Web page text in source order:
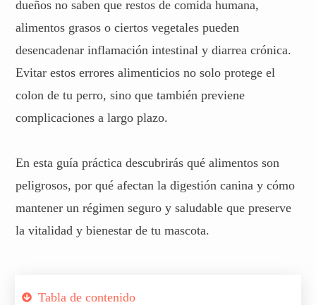
dueños no saben que restos de comida humana,
alimentos grasos o ciertos vegetales pueden
desencadenar inflamación intestinal y diarrea crónica.
Evitar estos errores alimenticios no solo protege el
colon de tu perro, sino que también previene
complicaciones a largo plazo.
En esta guía práctica descubrirás qué alimentos son
peligrosos, por qué afectan la digestión canina y cómo
mantener un régimen seguro y saludable que preserve
la vitalidad y bienestar de tu mascota.
Tabla de contenido